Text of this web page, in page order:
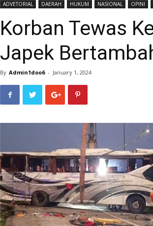
ADVETORIAL DAERAH HUKUM NASIONAL OPINI
Korban Tewas
Japek
By Admin1doo6 - January 1, 2024